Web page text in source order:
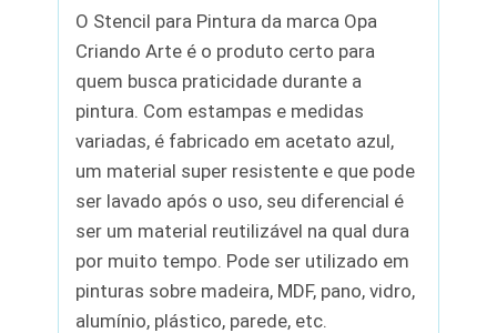
O Stencil para Pintura da marca Opa
Criando Arte é o produto certo para
quem busca praticidade durante a
pintura. Com estampas e medidas
variadas, é fabricado em acetato azul,
um material super resistente e que pode
ser lavado após o uso, seu diferencial é
ser um material reutilizável na qual dura
por muito tempo. Pode ser utilizado em
pinturas sobre madeira, MDF, pano, vidro,
alumínio, plástico, parede, etc.